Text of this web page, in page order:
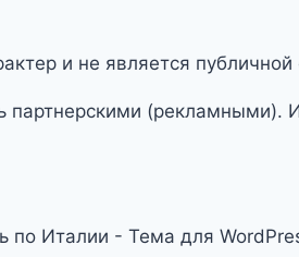
и не является публичной
партнерскими
по Италии - Тема для